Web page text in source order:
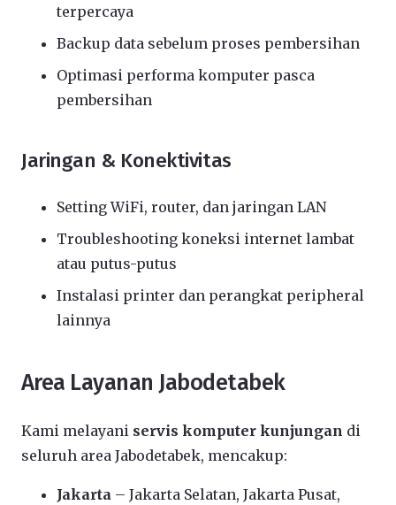
terpercaya
Backup data sebelum proses pembersihan
Optimasi performa komputer pasca
pembersihan
Jaringan & Konektivitas
Setting WiFi, router, dan jaringan LAN
Troubleshooting koneksi internet lambat
atau putus-putus
Instalasi printer dan perangkat peripheral
lainnya
Area Layanan Jabodetabek
Kami melayani servis komputer kunjungan di
seluruh area Jabodetabek, mencakup:
Jakarta – Jakarta Selatan, Jakarta Pusat,